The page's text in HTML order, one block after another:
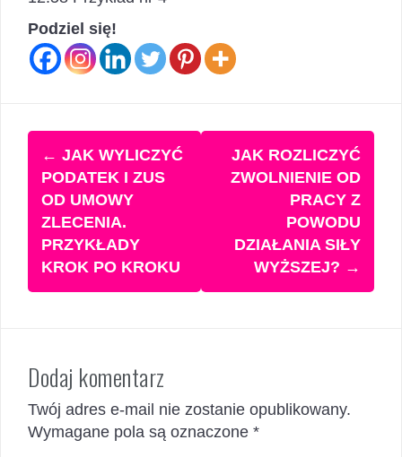
Podziel się!
Zobacz
wpisy
← JAK WYLICZYĆ
PODATEK I ZUS
OD UMOWY
ZLECENIA.
PRZYKŁADY
KROK PO KROKU
JAK ROZLICZYĆ
ZWOLNIENIE OD
PRACY Z
POWODU
DZIAŁANIA SIŁY
WYŻSZEJ? →
Dodaj komentarz
Twój adres e-mail nie zostanie opublikowany.
Wymagane pola są oznaczone *